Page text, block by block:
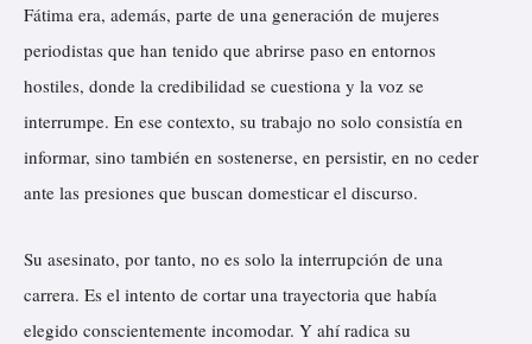
Fátima era, además, parte de una generación de mujeres
periodistas que han tenido que abrirse paso en entornos
hostiles, donde la credibilidad se cuestiona y la voz se
interrumpe. En ese contexto, su trabajo no solo consistía en
informar, sino también en sostenerse, en persistir, en no ceder
ante las presiones que buscan domesticar el discurso.
Su asesinato, por tanto, no es solo la interrupción de una
carrera. Es el intento de cortar una trayectoria que había
elegido conscientemente incomodar. Y ahí radica su